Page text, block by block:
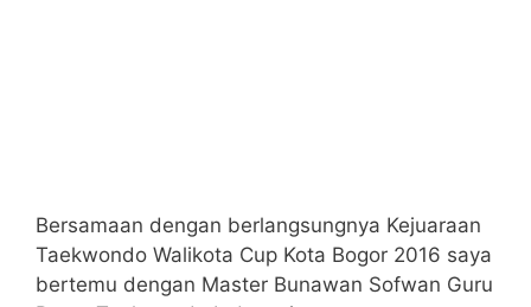
Bersamaan dengan berlangsungnya Kejuaraan
Taekwondo Walikota Cup Kota Bogor 2016 saya
bertemu dengan Master Bunawan Sofwan Guru